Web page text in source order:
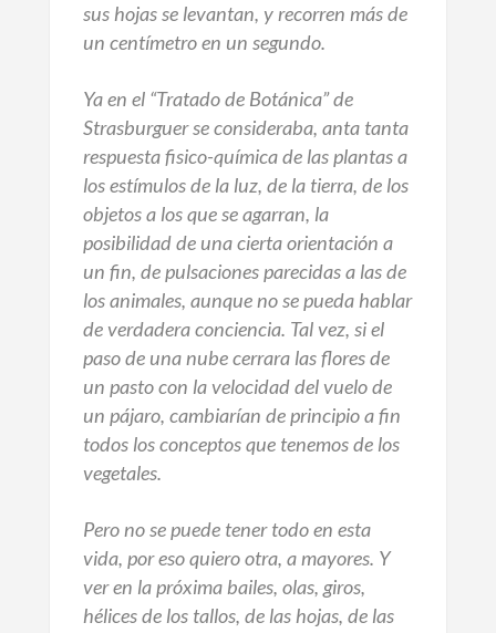
sus hojas se levantan, y recorren más de
un centímetro en un segundo.
Ya en el “Tratado de Botánica” de
Strasburguer se consideraba, anta tanta
respuesta fisico-química de las plantas a
los estímulos de la luz, de la tierra, de los
objetos a los que se agarran, la
posibilidad de una cierta orientación a
un fin, de pulsaciones parecidas a las de
los animales, aunque no se pueda hablar
de verdadera conciencia. Tal vez, si el
paso de una nube cerrara las flores de
un pasto con la velocidad del vuelo de
un pájaro, cambiarían de principio a fin
todos los conceptos que tenemos de los
vegetales.
Pero no se puede tener todo en esta
vida, por eso quiero otra, a mayores. Y
ver en la próxima bailes, olas, giros,
hélices de los tallos, de las hojas, de las